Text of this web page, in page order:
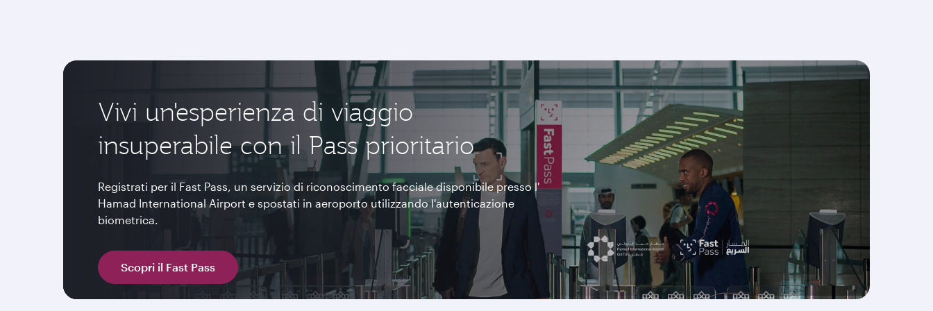
Vivi un'esperienza di viaggio
insuperabile con il Pass prioritario
Registrati per il Fast Pass, un servizio di riconoscimento facciale disponibile presso l'
Hamad International Airport e spostati in aeroporto utilizzando l'autenticazione
biometrica.
Scopri il Fast Pass